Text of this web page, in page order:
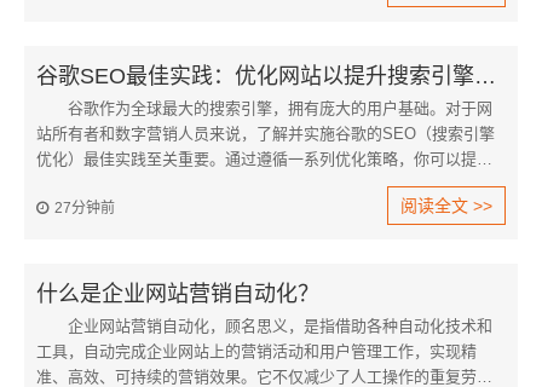
谷歌SEO最佳实践：优化网站以提升搜索引擎排名
谷歌作为全球最大的搜索引擎，拥有庞大的用户基础。对于网
站所有者和数字营销人员来说，了解并实施谷歌的SEO（搜索引擎
优化）最佳实践至关重要。通过遵循一系列优化策略，你可以提高
网站在谷歌搜索结果中的排名，吸引更多有针对性的访问者。以下
是一些关键的谷歌SEO实践，帮助你最大程度地优化网站。阅读全文 >>
27分钟前
什么是企业网站营销自动化？
企业网站营销自动化，顾名思义，是指借助各种自动化技术和
工具，自动完成企业网站上的营销活动和用户管理工作，实现精
准、高效、可持续的营销效果。它不仅减少了人工操作的重复劳